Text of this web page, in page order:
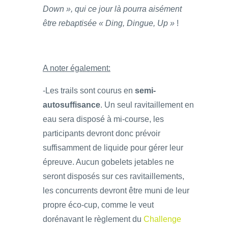
Down », qui ce jour là pourra aisément
être rebaptisée « Ding, Dingue, Up » !
A noter également:
-Les trails sont courus en semi-
autosuffisance. Un seul ravitaillement en
eau sera disposé à mi-course, les
participants devront donc prévoir
suffisamment de liquide pour gérer leur
épreuve. Aucun gobelets jetables ne
seront disposés sur ces ravitaillements,
les concurrents devront être muni de leur
propre éco-cup, comme le veut
dorénavant le règlement du Challenge